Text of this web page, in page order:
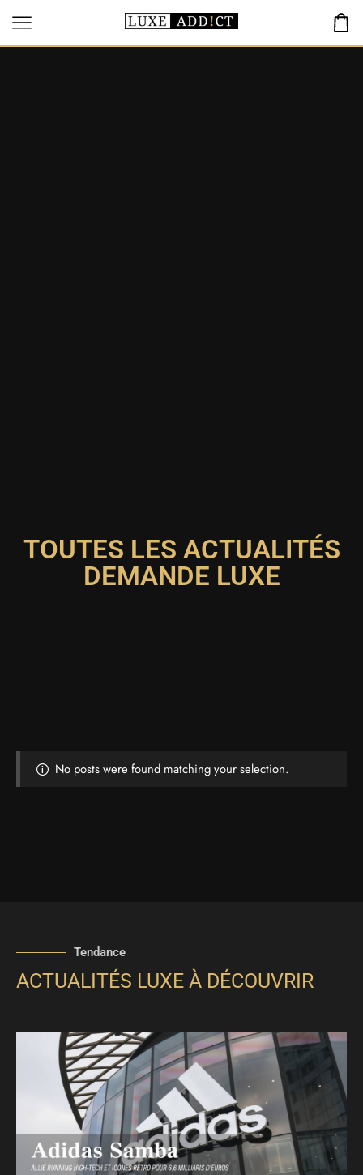
TOUTES LES ACTUALITÉS
DEMANDE LUXE
No posts were found matching your selection.
Tendance
ACTUALITÉS LUXE À DÉCOUVRIR